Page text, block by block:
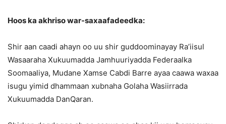
Hoos ka akhriso war-saxaafadeedka:
Shir aan caadi ahayn oo uu shir guddoominayay Ra’iisul
Wasaaraha Xukuumadda Jamhuuriyadda Federaalka
Soomaaliya, Mudane Xamse Cabdi Barre ayaa caawa waxaa
isugu yimid dhammaan xubnaha Golaha Wasiirrada
Xukuumadda DanQaran.